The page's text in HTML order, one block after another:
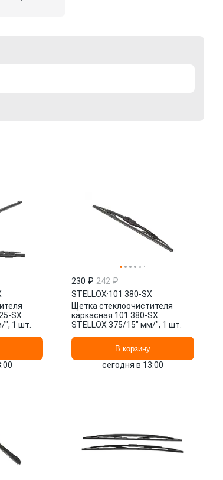
SX
", 1 шт.
230 ₽ 242 ₽
STELLOX·101 380-SX
Щетка стеклоочистителя
каркасная 101 380-SX
STELLOX 375/15" мм/", 1 шт.
В корзину
сегодня в 13:00